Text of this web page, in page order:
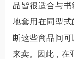
品皆很适合与
地套用在同型
断这些商品间
来卖。因此，在